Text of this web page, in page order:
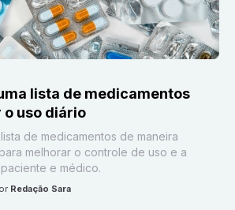
lista de medicamentos
uso diário
de medicamentos de maneira
melhorar o controle de uso e a
e médico.
Redação Sara